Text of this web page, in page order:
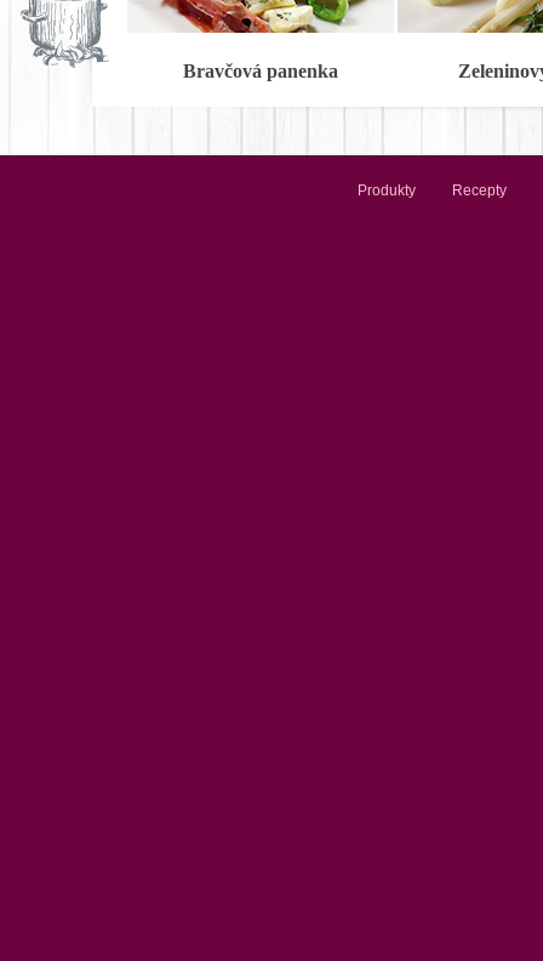
Bravčová panenka
Produkty Recepty